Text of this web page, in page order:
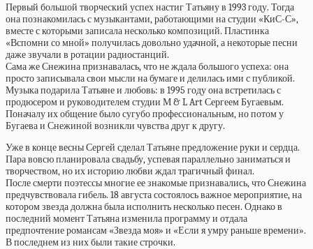
Первый большой творческий успех настиг Татьяну в 1993 году. Тогда
она познакомилась с музыкантами, работающими на студии «КиС-С»,
вместе с которыми записала несколько композиций. Пластинка
«Вспомни со мной» получилась довольно удачной, а некоторые песни
даже звучали в ротации радиостанций.
Сама же Снежина признавалась, что не ждала большого успеха: она
просто записывала свои мысли на бумаге и делилась ими с публикой.
Музыка подарила Татьяне и любовь: в 1995 году она встретилась с
продюсером и руководителем студии М & L Art Сергеем Бугаевым.
Поначалу их общение было сугубо профессиональным, но потом у
Бугаева и Снежиной возникли чувства друг к другу.
Уже в конце весны Сергей сделал Татьяне предложение руки и сердца.
Пара вовсю планировала свадьбу, успевая параллельно заниматься и
творчеством, но их историю любви ждал трагичный финал.
После смерти поэтессы многие ее знакомые признавались, что Снежина
предчувствовала гибель. 18 августа состоялось важное мероприятие, на
котором звезда должна была исполнить несколько песен. Однако в
последний момент Татьяна изменила программу и отдала
предпочтение романсам «Звезда моя» и «Если я умру раньше времени».
В последнем из них были такие строчки.